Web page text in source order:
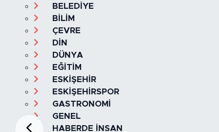
BELEDİYE
BİLİM
ÇEVRE
DİN
DÜNYA
EĞİTİM
ESKİŞEHİR
ESKİŞEHİRSPOR
GASTRONOMİ
GENEL
HABERDE İNSAN